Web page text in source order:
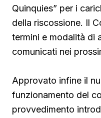
Quinquies” per i
della riscossione. Il
termini e modalità di
comunicati nei
Approvato infine il
funzionamento del
provvedimento